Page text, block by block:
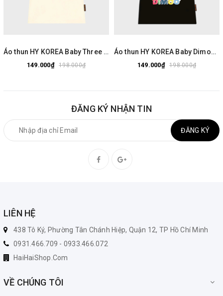
Áo thun HY KOREA Baby Three Gấu Tím 2524 tay lỡ cotton 75 form rộng nam nữ unisex
149.000₫ 198.000₫
Áo thun HY KOREA Baby Dimoo 1803 tay lỡ cotton 75 form rộng nam nữ unisex
149.000₫ 198.000₫
ĐĂNG KÝ NHẬN TIN
ĐĂNG KÝ
LIÊN HỆ
438 Tô Ký, Phường Tân Chánh Hiệp, Quận 12, TP Hồ Chí Minh
0931.466.709 - 0933.466.072
HaiHaiShop.Com
VỀ CHÚNG TÔI